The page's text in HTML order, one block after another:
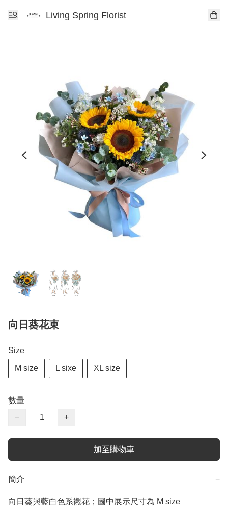
Living Spring Florist
向日葵花束
Size
M size L sixe XL size
數量
−
+
加至購物車
簡介 −
向日葵與藍白色系襯花；圖中展示尺寸為 M size